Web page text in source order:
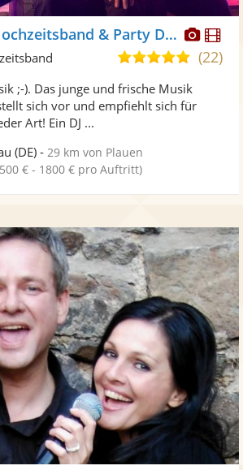
Liveact WG - Hochzeitsband & Party Duo
5,0
5
(22)
;-). Das junge und frische Musik
sich vor und empfiehlt sich für
Art! Ein DJ ...
(DE) - 29 km von Plauen
€ - 1800 € pro Auftritt)